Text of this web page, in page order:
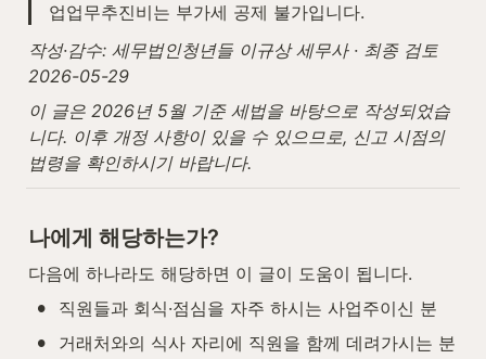
업업무추진비는 부가세 공제 불가입니다.
작성·감수: 세무법인청년들 이규상 세무사 · 최종 검토
2026-05-29
이 글은 2026년 5월 기준 세법을 바탕으로 작성되었습
니다. 이후 개정 사항이 있을 수 있으므로, 신고 시점의
법령을 확인하시기 바랍니다.
나에게 해당하는가?
다음에 하나라도 해당하면 이 글이 도움이 됩니다.
• 직원들과 회식·점심을 자주 하시는 사업주이신 분
• 거래처와의 식사 자리에 직원을 함께 데려가시는 분